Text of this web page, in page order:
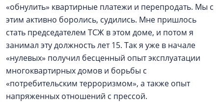
«обнулить» квартирные платежи и перепродать. Мы с
этим активно боролись, судились. Мне пришлось
стать председателем ТСЖ в этом доме, и потом я
занимал эту должность лет 15. Так я уже в начале
«нулевых» получил бесценный опыт эксплуатации
многоквартирных домов и борьбы с
«потребительским терроризмом», а также опыт
напряженных отношений с прессой.